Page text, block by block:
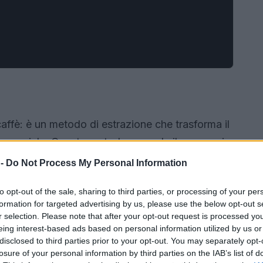
Do Not Process My Personal Information
opt-out of the sale, sharing to third parties, or processing of your
for targeted advertising by us, please use the below opt-out
selection. Please note that after your opt-out request is processed
interest-based ads based on personal information utilized by us
to third parties prior to your opt-out. You may separately
of your personal information by third parties on the IAB’s list of
è un metodo di estrazione che trasforma il
Questo metodo prevede il passaggio
9 grammi di caffè finemente macinato in un
Una tazzina di circa 25 ml, densa e
È importante notare che l’espresso
di caffè, come il caffè fatto con la
sue peculiarità, ma l’espresso rappresenta
del caffè in pochi secondi.